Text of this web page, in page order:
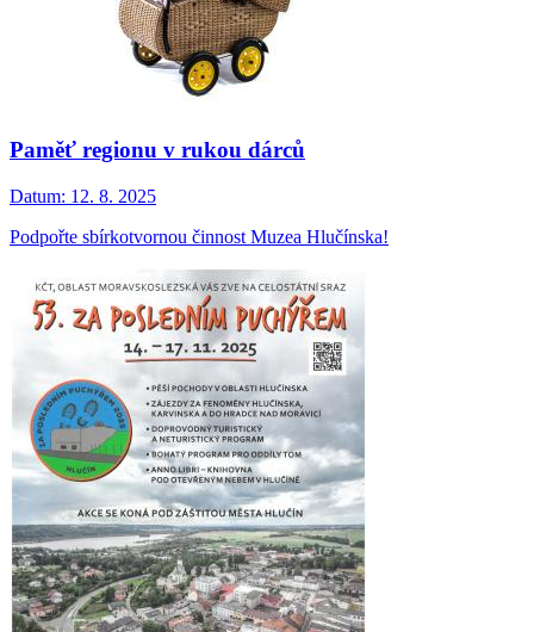
Paměť regionu v rukou dárců
Datum: 12. 8. 2025
Podpořte sbírkotvornou činnost Muzea Hlučínska!